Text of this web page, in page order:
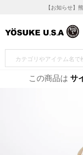
【お知らせ】
この商品は サ